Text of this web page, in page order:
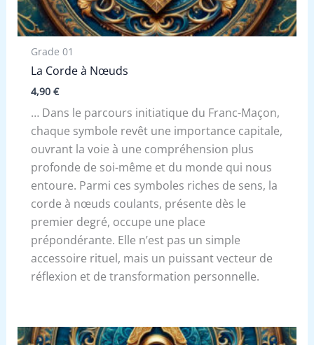
Grade 01
La Corde à Nœuds
4,90 €
… Dans le parcours initiatique du Franc-Maçon,
chaque symbole revêt une importance capitale,
ouvrant la voie à une compréhension plus
profonde de soi-même et du monde qui nous
entoure. Parmi ces symboles riches de sens, la
corde à nœuds coulants, présente dès le
premier degré, occupe une place
prépondérante. Elle n’est pas un simple
accessoire rituel, mais un puissant vecteur de
réflexion et de transformation personnelle.